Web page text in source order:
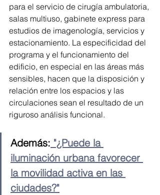
para el servicio de cirugía ambulatoria,
salas multiuso, gabinete express para
estudios de imagenología, servicios y
estacionamiento. La especificidad del
programa y el funcionamiento del
edificio, en especial en las áreas más
sensibles, hacen que la disposición y
relación entre los espacios y las
circulaciones sean el resultado de un
riguroso análisis funcional.
Además: "¿Puede la
iluminación urbana favorecer
la movilidad activa en las
ciudades?"